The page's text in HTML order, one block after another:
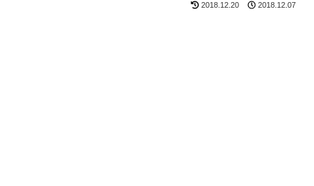
2018.12.20 2018.12.07